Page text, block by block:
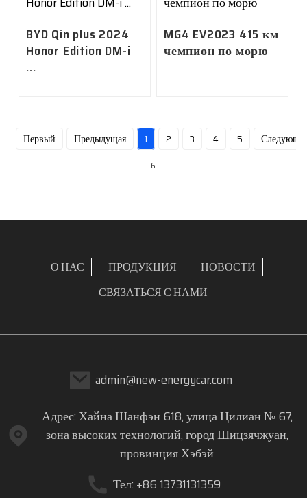
BYD Qin plus 2024
Honor Edition DM-i
...
MG4 EV2023 415 км
чемпион по морю
Первый Предыдущая 1 2 3 4 5
6
О НАС ПРОДУКЦИЯ
НОВОСТИ
СВЯЗАТЬСЯ С НАМИ
admin@new-energycar.com
Адрес: Хайна Шанфэн 618, улица Цилиан № 67,
зона высоких технологий, город Шицзячжуан,
провинция Хэбэй
Тел: +86 13731131359